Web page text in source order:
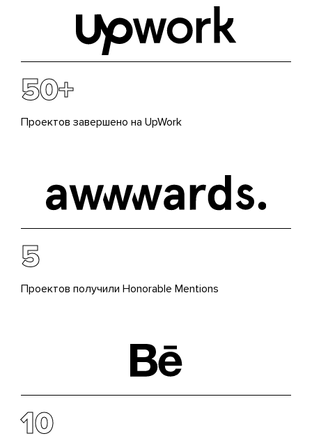
50+
Проектов завершено на UpWork
5
Проектов получили Honorable Mentions
10